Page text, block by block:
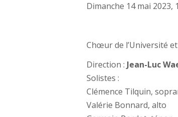
Dimanche 14 mai 2023,
Chœur de l’Université et
Direction : Jean-Luc
Solistes :
Clémence Tilquin,
Valérie Bonnard, alto